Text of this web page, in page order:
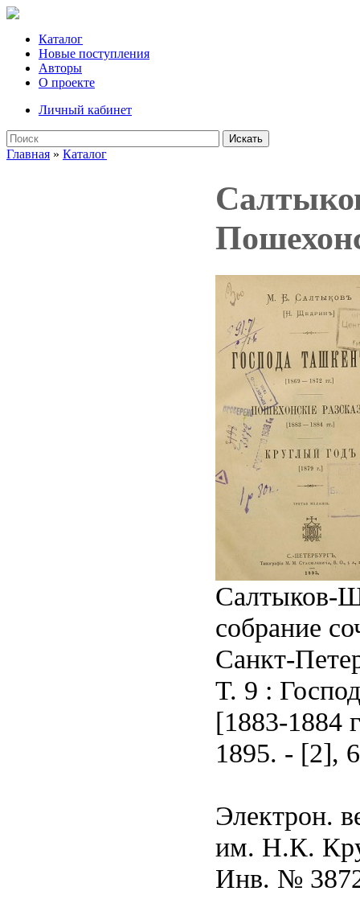
Каталог
Новые поступления
Авторы
О проекте
Личный кабинет
Искать
Главная » Каталог
Салтыков-
собрание
Санкт-
Т. 9 :
[1883-1884
1895. - [2],
Электрон.
им. Н.К.
Инв. №